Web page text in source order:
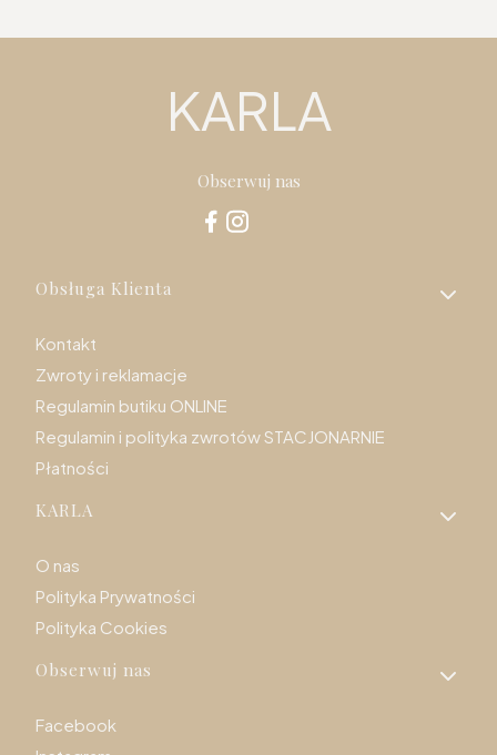
KARLA
Obserwuj nas
Linki w stopce
Obsługa Klienta
Kontakt
Zwroty i reklamacje
Regulamin butiku ONLINE
Regulamin i polityka zwrotów STACJONARNIE
Płatności
KARLA
O nas
Polityka Prywatności
Polityka Cookies
Obserwuj nas
Facebook